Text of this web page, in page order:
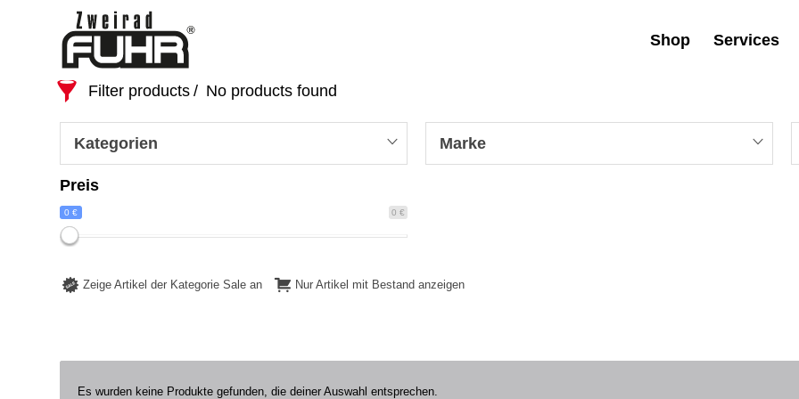
Shop Services
Filter products No products found
Kategorien Marke
Preis
0 €
0 €
Zeige Artikel der Kategorie Sale an Nur Artikel mit Bestand anzeigen
Es wurden keine Produkte gefunden, die deiner Auswahl entsprechen.